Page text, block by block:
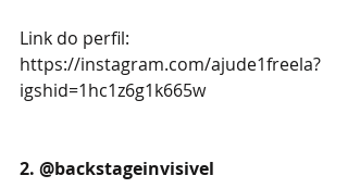
Link do perfil:
https://instagram.com/ajude1freela?
igshid=1hc1z6g1k665w
2. @backstageinvisivel